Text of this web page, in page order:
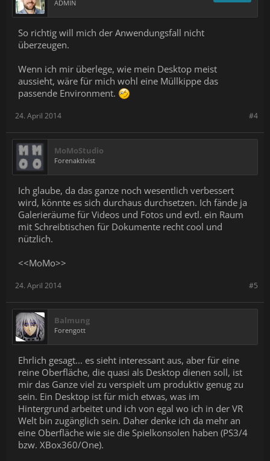
ADMIN
So richtig will mich der Anwendungsfall nicht
überzeugen.
Wenn ich mir überlege, wie mein Desktop meist
aussieht, wäre für mich wohl eine Müllkippe das
passende Environment.
#4
24. April 2014
MoMoStudio
Forenaktivist
Ich glaube, da das ganze noch wesentlich verbessert
wird, könnte es sich durchaus durchsetzen. Ich fände ja
Galerieräume für Videos und Fotos und evtl. ein Raum
mit Schreibtischen für Dokumente recht cool und
nützlich.
<<MoMo>>
#5
24. April 2014
Balmung
Forengott
Ehrlich gesagt... es sieht interessant aus, aber für eine
reine Oberfläche, die quasi als Desktop dienen soll, ist
mir das Ganze viel zu verspielt um produktiv genug zu
sein. Ein Desktop ist für mich etwas, was im
Hintergrund arbeitet und ich von egal wo ich in der VR
Welt bin zugänglich sein. Daher denke ich da mehr an
eine Oberfläche wie sie die Spielkonsolen haben (PS3/4
bzw. XBox360/One).